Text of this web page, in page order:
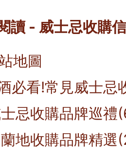
讀 - 威士忌收購
地圖
必看!常見威士忌
忌收購品牌巡禮
地收購品牌精選